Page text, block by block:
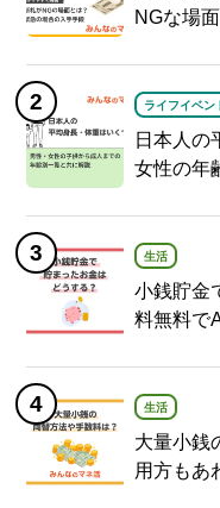
NGな場
ライフイベン
日本人の
女性の年
生活
小銭貯金
料無料で
生活
大量小銭
用方もあ